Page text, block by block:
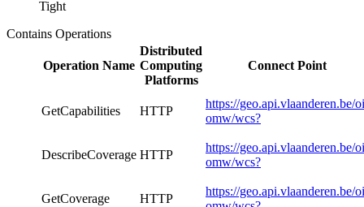
Tight
Contains Operations
Operation Name
Distributed
Computing
Platforms
Connect Point
GetCapabilities HTTP
https://geo.api.vlaanderen.be/
omw/wcs?
DescribeCoverage HTTP
https://geo.api.vlaanderen.be/
omw/wcs?
GetCoverage HTTP
https://geo.api.vlaanderen.be/